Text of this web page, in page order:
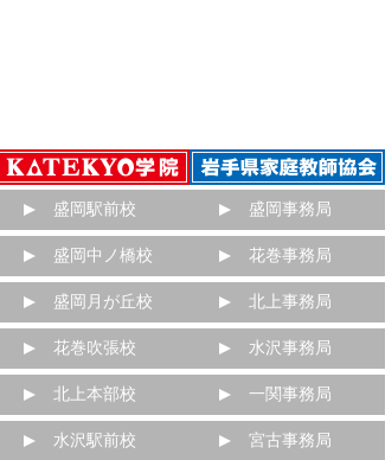
盛岡駅前校
盛岡中ノ橋校
盛岡月が丘校
花巻吹張校
北上本部校
水沢駅前校
盛岡事務局
花巻事務局
北上事務局
水沢事務局
一関事務局
宮古事務局